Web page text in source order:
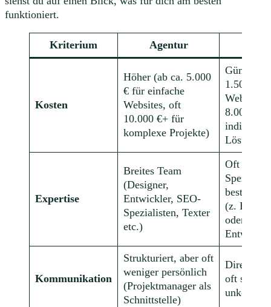
funktioniert.
Kriterium Agentur
Kosten
Höher (ab ca. 5.000
€ für einfache
Websites, oft
10.000 €+ für
komplexe Projekte)
Günstiger
1.500 €
Websites,
8.000 €
Lösungen)
Expertise
Breites Team
(Designer,
Entwickler, SEO-
Spezialisten, Texter
etc.)
Oft
Spezialist
(z. B. nur
oder nur
Kommunikation
Strukturiert, aber oft
weniger persönlich
(Projektmanager als
Schnittstelle)
Direkt,
oft